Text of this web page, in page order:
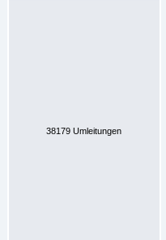
38179 Umleitungen